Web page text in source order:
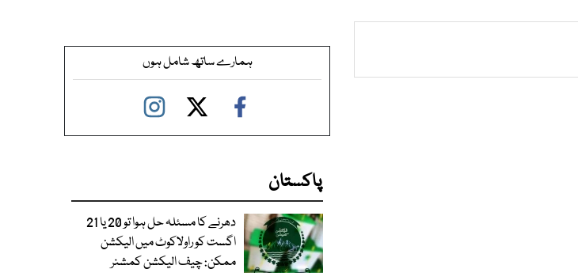
ہمارے ساتھ شامل ہوں
پاکستان
دھرنے کا مسئلہ حل ہوا تو 20 یا 21
اگست کو راولاکوٹ میں الیکشن
ممکن: چیف الیکشن کمشنر